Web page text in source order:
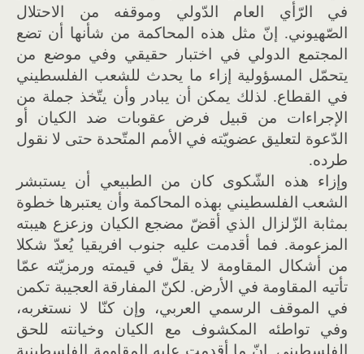
في الرّأي العام الدّولي وموقفه من الاحتلال
الصّهيوني. إنّ مثل هذه المحاكمة من شأنها أن تضع
المجتمع الدولي في اختبار حقيقي وفي موضع من
يتحمّل المسؤولية إزاء ما يحدث للشعب الفلسطيني
في القطاع. لذلك يمكن أن يبادر وأن يتّخذ جملة من
الإجراءات من قبيل فرض عقوبات ضد الكيان أو
الدّعوة لتعليق عضويّته في الأمم المتّحدة حتى لا نقول
طرده.
وإزاء هذه الشّكوى كان من الطبيعي أن يستبشر
الشعب الفلسطيني بهذه المحاكمة وأن يعتبرها خطوة
بمثابة الزّلزال الذي أقضّ مضجع الكيان وزعزع هيبته
المزعومة. فما أقدمت عليه جنوب افريقيا يُعدّ شكلا
من أشكال المقاومة لا يقلّ في قيمته ورمزيّته عمّا
تأتيه المقاومة في الأرض. لكنّ المفارقة العجيبة تكمن
في الموقف الرسمي العربي، وإن كنّا لا نستغربه،
وفي تواطئه المكشوف مع الكيان وخيانته للحق
الفلسطيني. إنّ ما أقدمت عليه المقاومة الفلسطينية